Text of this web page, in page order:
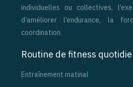
individuelles ou collectives,
d’améliorer l’endurance, la
coordination.
Routine de fitness
Entraînement matinal